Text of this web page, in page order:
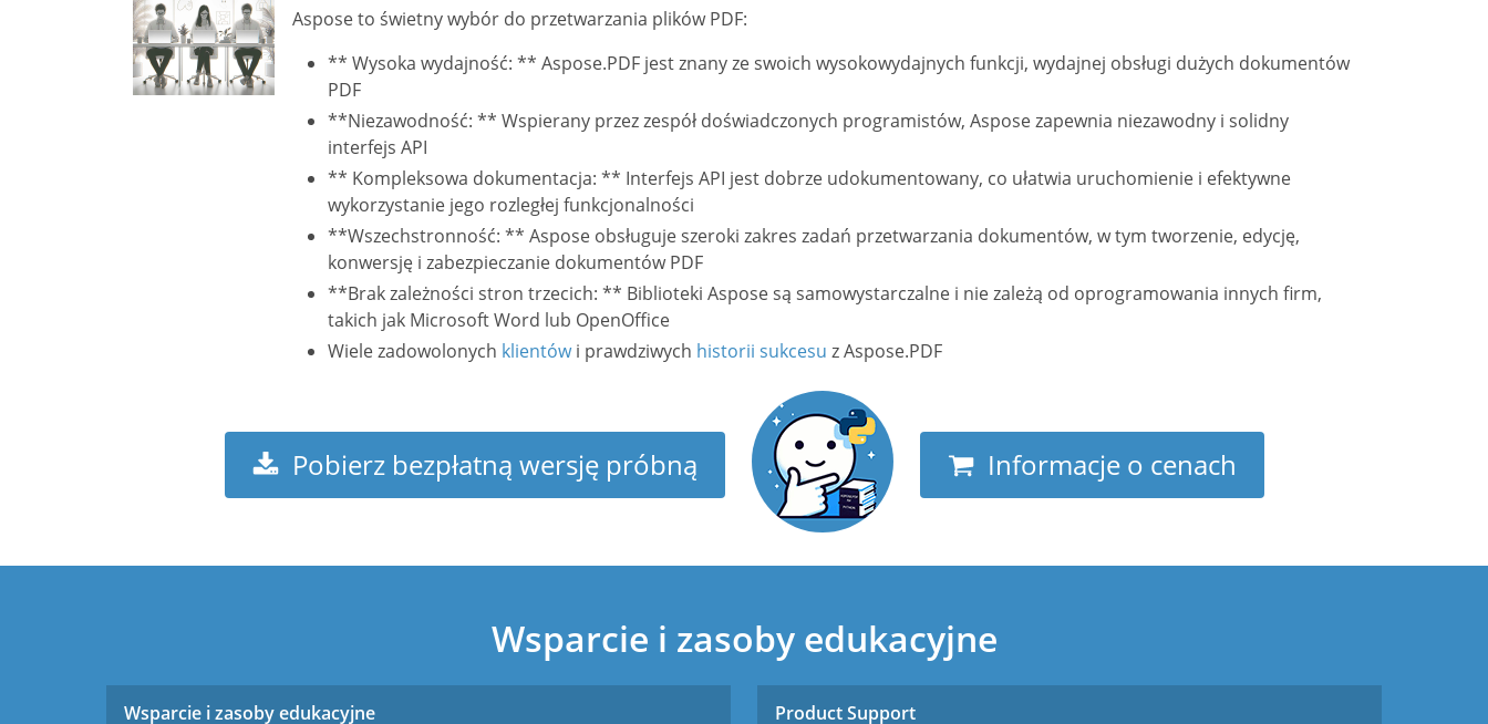
Aspose to świetny wybór do przetwarzania plików PDF:
** Wysoka wydajność: ** Aspose.PDF jest znany ze swoich wysokowydajnych funkcji, wydajnej obsługi dużych dokumentów
PDF
**Niezawodność: ** Wspierany przez zespół doświadczonych programistów, Aspose zapewnia niezawodny i solidny
interfejs API
** Kompleksowa dokumentacja: ** Interfejs API jest dobrze udokumentowany, co ułatwia uruchomienie i efektywne
wykorzystanie jego rozległej funkcjonalności
**Wszechstronność: ** Aspose obsługuje szeroki zakres zadań przetwarzania dokumentów, w tym tworzenie, edycję,
konwersję i zabezpieczanie dokumentów PDF
**Brak zależności stron trzecich: ** Biblioteki Aspose są samowystarczalne i nie zależą od oprogramowania innych firm,
takich jak Microsoft Word lub OpenOffice
Wiele zadowolonych klientówi prawdziwych historii sukcesu z Aspose.PDF
Pobierz bezpłatną wersję próbną Informacje o cenach
Wsparcie i zasoby edukacyjne
Wsparcie i zasoby edukacyjne Product Support